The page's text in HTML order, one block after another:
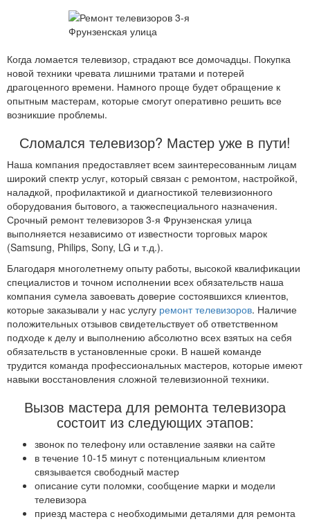
Когда ломается телевизор, страдают все домочадцы. Покупка
новой техники чревата лишними тратами и потерей
драгоценного времени. Намного проще будет обращение к
опытным мастерам, которые смогут оперативно решить все
возникшие проблемы.
Сломался телевизор? Мастер уже в пути!
Наша компания предоставляет всем заинтересованным лицам
широкий спектр услуг, который связан с ремонтом, настройкой,
наладкой, профилактикой и диагностикой телевизионного
оборудования бытового, а такжеспециального назначения.
Срочный ремонт телевизоров 3-я Фрунзенская улица
выполняется независимо от известности торговых марок
(Samsung, Philips, Sony, LG и т.д.).
Благодаря многолетнему опыту работы, высокой квалификации
специалистов и точном исполнении всех обязательств наша
компания сумела завоевать доверие состоявшихся клиентов,
которые заказывали у нас услугу ремонт телевизоров. Наличие
положительных отзывов свидетельствует об ответственном
подходе к делу и выполнению абсолютно всех взятых на себя
обязательств в установленные сроки. В нашей команде
трудится команда профессиональных мастеров, которые имеют
навыки восстановления сложной телевизионной техники.
Вызов мастера для ремонта телевизора
состоит из следующих этапов:
звонок по телефону или оставление заявки на сайте
в течение 10-15 минут с потенциальным клиентом
связывается свободный мастер
описание сути поломки, сообщение марки и модели
телевизора
приезд мастера с необходимыми деталями для ремонта